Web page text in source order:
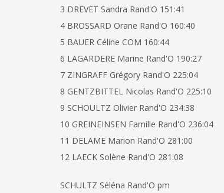
3 DREVET Sandra Rand'O 151:41
4 BROSSARD Orane Rand'O 160:40
5 BAUER Céline COM 160:44
6 LAGARDERE Marine Rand'O 190:27
7 ZINGRAFF Grégory Rand'O 225:04
8 GENTZBITTEL Nicolas Rand'O 225:10
9 SCHOULTZ Olivier Rand'O 234:38
10 GREINEINSEN Famille Rand'O 236:04
11 DELAME Marion Rand'O 281:00
12 LAECK Solène Rand'O 281:08
SCHULTZ Séléna Rand'O pm